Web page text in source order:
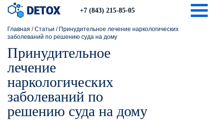
+7 (843) 215-85-05
Главная /Статьи / Принудительное лечение наркологических
заболеваний по решению суда на дому
Принудительное
лечение
наркологических
заболеваний по
решению суда на дому